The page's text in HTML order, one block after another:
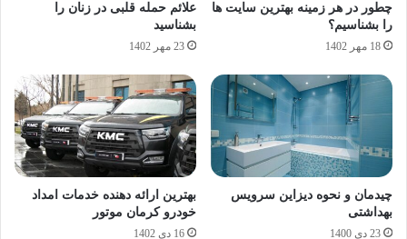
چطور در هر زمینه بهترین سایت ها
را بشناسیم؟
18 مهر 1402
علائم حمله قلبی در زنان را
بشناسید
23 مهر 1402
چیدمان و نحوه دیزاین سرویس
بهداشتی
23 دی 1400
بهترین ارائه دهنده خدمات امداد
خودرو کرمان موتور
16 دی 1402